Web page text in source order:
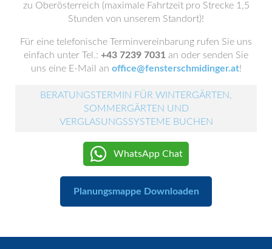
zu Oberösterreich (maximale Fahrtzeit pro Strecke 1,5
Stunden von unserem Standort)!
Für eine telefonische Terminvereinbarung rufen Sie uns
einfach unter Tel.: +43 7239 7031 an oder senden Sie
uns eine E-Mail an office@fensterschmidinger.at!
BERATUNGSTERMIN FÜR WINTERGÄRTEN,
SOMMERGÄRTEN UND
VERGLASUNGSSYSTEME BUCHEN
WhatsApp Chat
Planungsmappe Downloaden